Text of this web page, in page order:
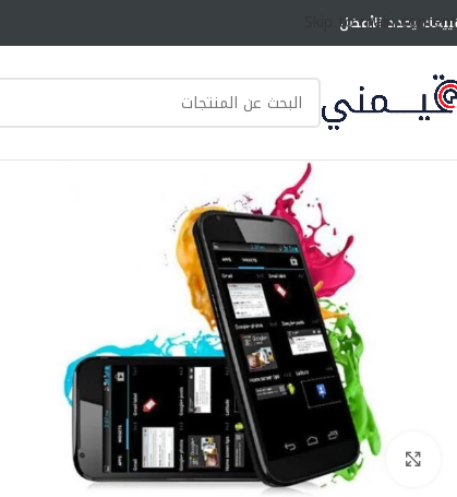
Skip to main content
يحدد الأفضل
انقر للتكبير